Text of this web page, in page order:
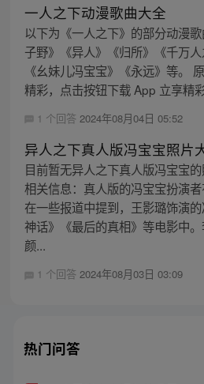
一人之下动漫歌曲大全
以下为《一人之下》的部分动漫
子野》《异人》《归所》《千万人
《幺妹儿冯宝宝》《永远》等。
精彩，点击按钮下载 App 立享精彩
1 个回答 2024年08月04日 05:52
异人之下真人版冯宝宝照片
目前暂无异人之下真人版冯宝宝
相关信息：真人版的冯宝宝扮演者
在一些报道中提到，王影璐饰演
神话》《最后的真相》等电影中
颜...
1 个回答 2024年08月03日 03:09
热门问答